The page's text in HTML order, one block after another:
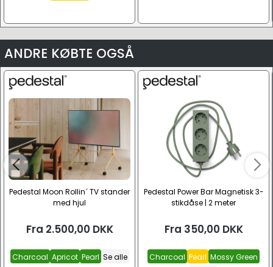
ANDRE KØBTE OGSÅ
Pedestal Moon Rollin´ TV stander
med hjul
Fra 2.500,00 DKK
Charcoal Apricot Pearl Se alle
Pedestal Power Bar Magnetisk 3-
stikdåse | 2 meter
Fra 350,00 DKK
Charcoal Pearl Mossy Green